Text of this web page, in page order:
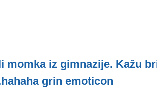
momka iz gimnazije. Kažu
grin emoticon